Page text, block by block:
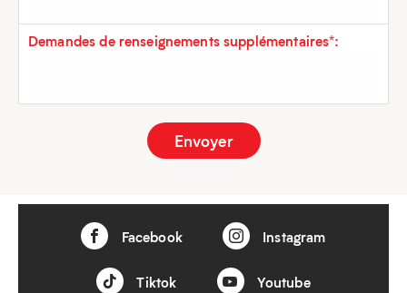
Demandes de renseignements supplémentaires*:
Facebook Instagram
Tiktok Youtube